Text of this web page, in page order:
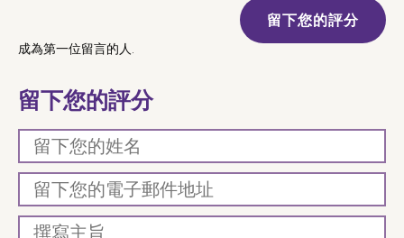
留下您的評分
成為第一位留言的人.
留下您的評分